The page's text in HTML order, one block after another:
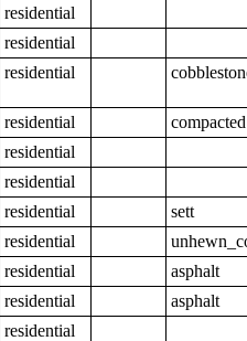
residential
residential
residential
residential
compacted
residential
residential
residential
sett
residential
residential
asphalt
residential
asphalt
residential